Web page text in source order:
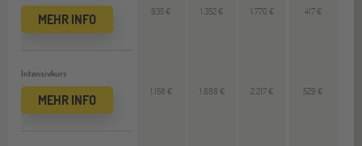
MEHR INFO
Intensivkurs
MEHR INFO
935 € 1.352 € 1.770 € 417 €
1.158 € 1.688 € 2.217 € 529 €